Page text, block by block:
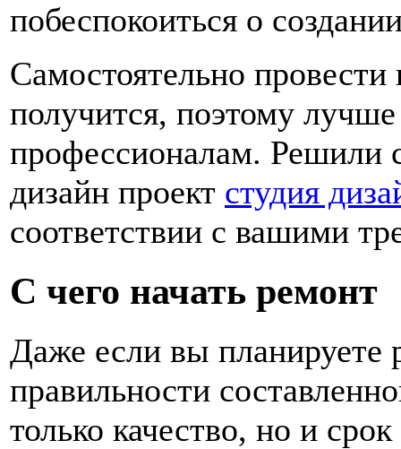
побеспокоиться о
Самостоятельно
получится, поэтому лучше
профессионалам. Решили
дизайн проект студия
соответствии с вашими
С чего начать ремонт
Даже если вы планируете
правильности
только качество, но и